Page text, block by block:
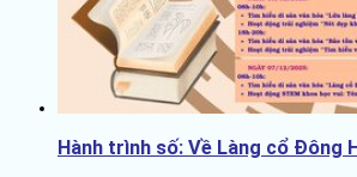
Hành trình số: Về Làng cổ Đông